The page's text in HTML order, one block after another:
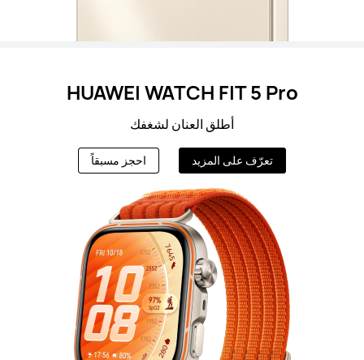
HUAWEI WATCH FIT 5 Pro
أطلق العنان لشغفك
تعرّف على المزيد احجز مسبقاً